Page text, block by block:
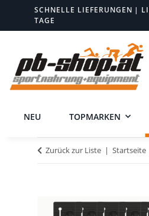
SCHNELLE LIEFERUNGEN |
TAGE
NEU TOPMARKEN
Zurück zur Liste Startseite